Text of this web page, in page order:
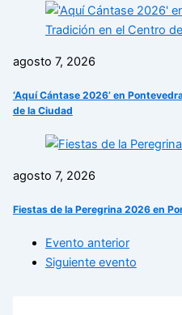
agosto 7, 2026
‘Aquí Cántase 2026’ en
de la Ciudad
agosto 7, 2026
Fiestas de la Peregrina 2026 en
Evento anterior
Siguiente evento